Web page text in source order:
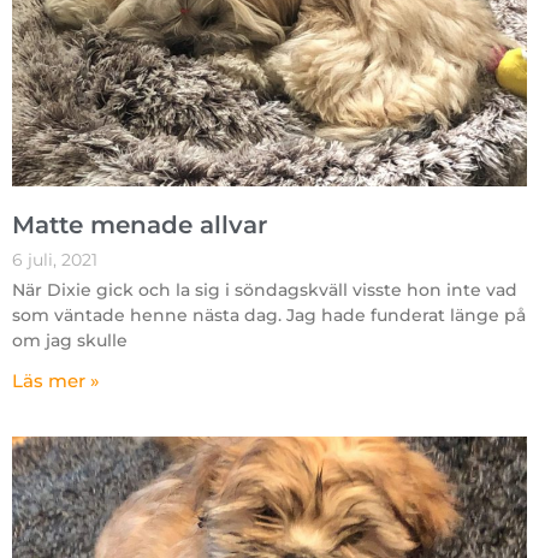
Matte menade allvar
6 juli, 2021
När Dixie gick och la sig i söndagskväll visste hon inte vad
som väntade henne nästa dag. Jag hade funderat länge på
om jag skulle
Läs mer »